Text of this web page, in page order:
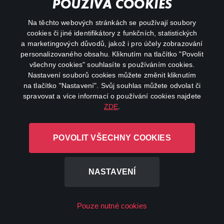
POUŽÍVÁ COOKIES
Na těchto webových stránkách se používají soubory
cookies či jiné identifikátory z funkčních, statistických
a marketingových důvodů, jakož i pro účely zobrazování
personalizovaného obsahu. Kliknutím na tlačítko "Povolit
všechny cookies" souhlasíte s používáním cookies.
Nastavení souborů cookies můžete změnit kliknutím
na tlačítko "Nastavení". Svůj souhlas můžete odvolat či
spravovat a více informací o používání cookies najdete
ZDE
POVOLIT VŠECHNY COOKIES
NASTAVENÍ
Pouze nutné cookies
Hlaváčkovou si s ní povídaly o všemožných
radostech i strastech na kurtu i v zákulisí.
REGISTROVAT